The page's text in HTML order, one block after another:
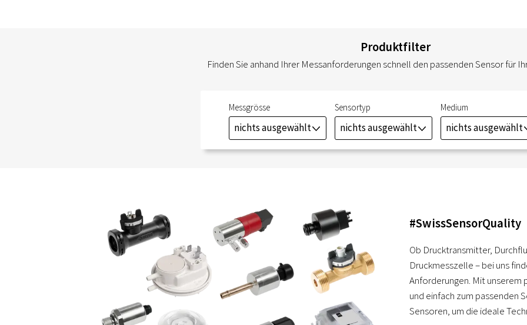
Produktfilter
Finden Sie anhand Ihrer Messanforderungen schnell den passenden Sensor für
Messgrösse
nichts ausgewähltJ
Sensortyp
nichts ausgewähltJ
Medium
nichts ausgewählt
#SwissSensorQuality
Ob Drucktransmitter,
Druckmesszelle – bei uns
Anforderungen. Mit unserem
und einfach zum passenden
Sensoren, um die ideale